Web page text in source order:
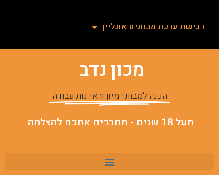
רכישת ערכת מבחנים אונליין
מכון נדב
הכנה למבחני מיון וראיונות עבודה
מעל 18 שנים - מחברים אתכם להצלחה